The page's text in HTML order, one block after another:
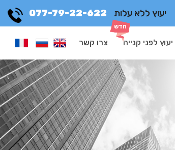
יעוץ ללא עלות 077-79-22-622
יעוץ לפני קנייה צרו קשר